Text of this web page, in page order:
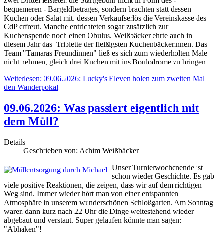
bequemeren - Bargeldbetrages, sondern brachten statt dessen
Kuchen oder Salat mit, dessen Verkaufserlös die Vereinskasse des
CdP erfreut. Manche entrichteten sogar zusätzlich zur
Kuchenspende noch einen Obulus. Weißbäcker ehrte auch in
diesem Jahr das Triplette der fleißigsten Kuchenbäckerinnen. Das
Team "Tamaras Freundinnen" ließ es sich zum wiederholten Male
nicht nehmen, gleich drei Kuchen mit ins Boulodrome zu bringen.
Weiterlesen: 09.06.2026: Lucky's Eleven holen zum zweiten Mal
den Wanderpokal
09.06.2026: Was passiert eigentlich mit
dem Müll?
Details
Geschrieben von: Achim Weißbäcker
Unser Turnierwochenende ist
schon wieder Geschichte. Es gab
viele positive Reaktionen, die zeigen, dass wir auf dem richtigen
Weg sind. Immer wieder hört man von einer entspannten
Atmosphäre in unserem wunderschönen Schloßgarten. Am Sonntag
waren dann kurz nach 22 Uhr die Dinge weitestehend wieder
abgebaut und verstaut. Super gelaufen könnte man sagen:
"Abhaken"!